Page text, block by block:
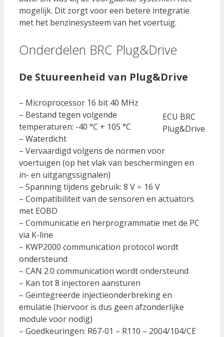
mogelijk. Dit zorgt voor een betere integratie
met het benzinesysteem van het voertuig.
Onderdelen BRC Plug&Drive
De Stuureenheid van Plug&Drive
ECU BRC
Plug&Drive
– Microprocessor 16 bit 40 MHz
– Bestand tegen volgende
temperaturen: -40 °C + 105 °C
– Waterdicht
– Vervaardigd volgens de normen voor
voertuigen (op het vlak van beschermingen en
in- en uitgangssignalen)
– Spanning tijdens gebruik: 8 V ÷ 16 V
– Compatibiliteit van de sensoren en actuators
met EOBD
– Communicatie en herprogrammatie met de PC
via K-line
– KWP2000 communication protocol wordt
ondersteund
– CAN 2.0 communication wordt ondersteund
– Kan tot 8 injectoren aansturen
– Geïntegreerde injectieonderbreking en
emulatie (hiervoor is dus geen afzonderlijke
module voor nodig)
– Goedkeuringen: R67-01 – R110 – 2004/104/CE